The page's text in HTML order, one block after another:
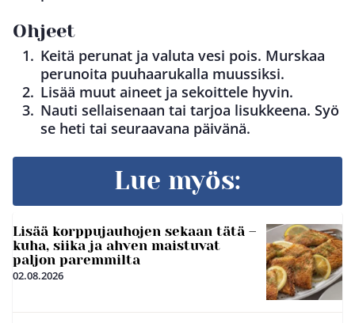
Ohjeet
Keitä perunat ja valuta vesi pois. Murskaa
perunoita puuhaarukalla muussiksi.
Lisää muut aineet ja sekoittele hyvin.
Nauti sellaisenaan tai tarjoa lisukkeena. Syö
se heti tai seuraavana päivänä.
Lue myös:
Lisää korppujauhojen sekaan tätä –
kuha, siika ja ahven maistuvat
paljon paremmilta
02.08.2026